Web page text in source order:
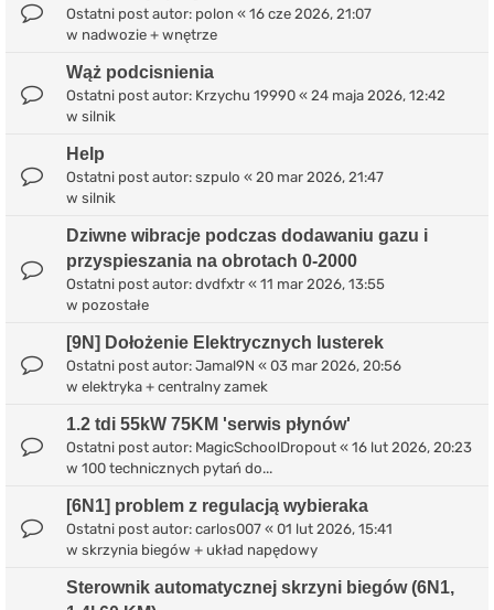
Ostatni post autor: polon « 16 cze 2026, 21:07
w nadwozie + wnętrze
Wąż podcisnienia
Ostatni post autor: Krzychu 19990 « 24 maja 2026, 12:42
w silnik
Help
Ostatni post autor: szpulo « 20 mar 2026, 21:47
w silnik
Dziwne wibracje podczas dodawaniu gazu i
przyspieszania na obrotach 0-2000
Ostatni post autor: dvdfxtr « 11 mar 2026, 13:55
w pozostałe
[9N] Dołożenie Elektrycznych lusterek
Ostatni post autor: Jamal9N « 03 mar 2026, 20:56
w elektryka + centralny zamek
1.2 tdi 55kW 75KM 'serwis płynów'
Ostatni post autor: MagicSchoolDropout « 16 lut 2026, 20:23
w 100 technicznych pytań do...
[6N1] problem z regulacją wybieraka
Ostatni post autor: carlos007 « 01 lut 2026, 15:41
w skrzynia biegów + układ napędowy
Sterownik automatycznej skrzyni biegów (6N1,